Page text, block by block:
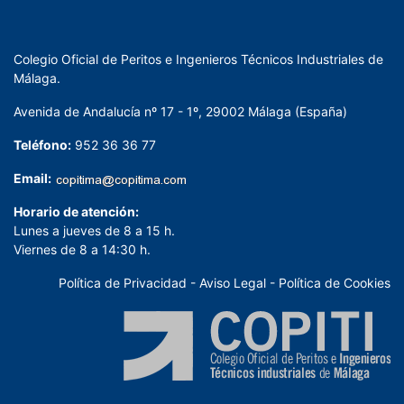
Colegio Oficial de Peritos e Ingenieros Técnicos Industriales de
Málaga.
Avenida de Andalucía nº 17 - 1º, 29002 Málaga (España)
Teléfono: 952 36 36 77
Email:
Horario de atención:
Lunes a jueves de 8 a 15 h.
Viernes de 8 a 14:30 h.
Política de Privacidad - Aviso Legal - Política de Cookies